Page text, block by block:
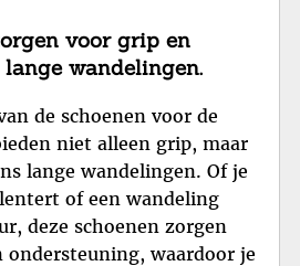
voor grip en
wandelingen.
de schoenen voor de
niet alleen grip, maar
lange wandelingen. Of je
of een wandeling
deze schoenen zorgen
waardoor je